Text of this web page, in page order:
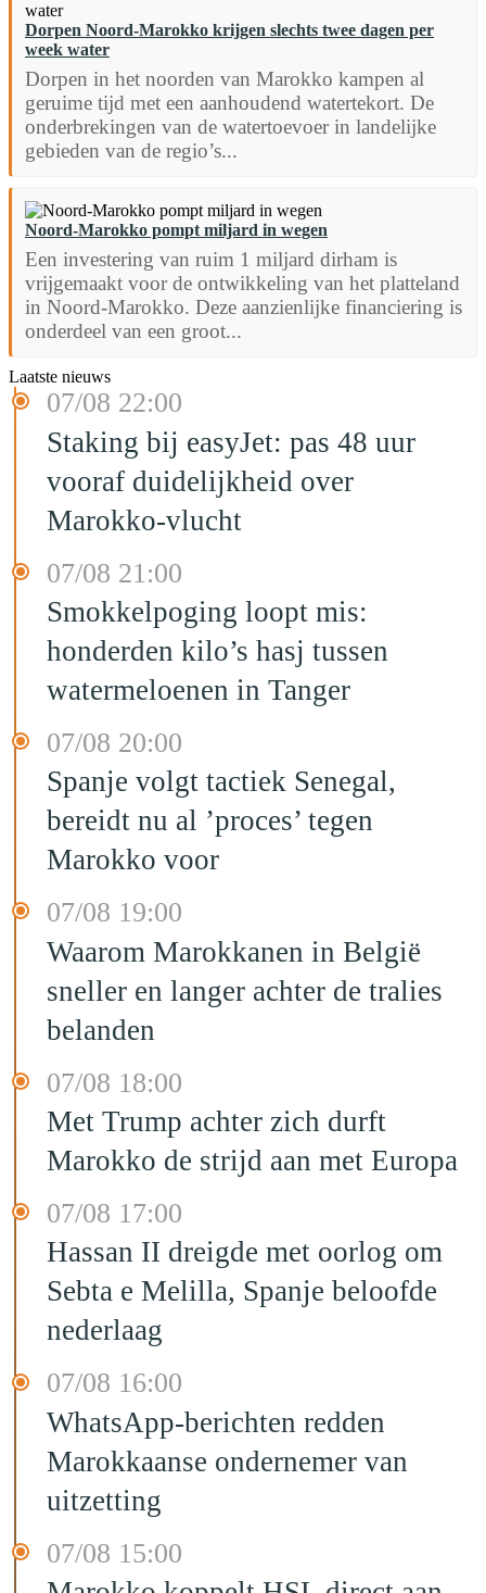
Dorpen Noord-Marokko krijgen slechts twee dagen per
week water
Dorpen in het noorden van Marokko kampen al
geruime tijd met een aanhoudend watertekort. De
onderbrekingen van de watertoevoer in landelijke
gebieden van de regio’s...
Noord-Marokko pompt miljard in wegen
Een investering van ruim 1 miljard dirham is
vrijgemaakt voor de ontwikkeling van het platteland
in Noord-Marokko. Deze aanzienlijke financiering is
onderdeel van een groot...
Laatste nieuws
07/08 22:00
Staking bij easyJet: pas 48 uur
vooraf duidelijkheid over
Marokko-vlucht
07/08 21:00
Smokkelpoging loopt mis:
honderden kilo’s hasj tussen
watermeloenen in Tanger
07/08 20:00
Spanje volgt tactiek Senegal,
bereidt nu al ’proces’ tegen
Marokko voor
07/08 19:00
Waarom Marokkanen in België
sneller en langer achter de tralies
belanden
07/08 18:00
Met Trump achter zich durft
Marokko de strijd aan met Europa
07/08 17:00
Hassan II dreigde met oorlog om
Sebta e Melilla, Spanje beloofde
nederlaag
07/08 16:00
WhatsApp-berichten redden
Marokkaanse ondernemer van
uitzetting
07/08 15:00